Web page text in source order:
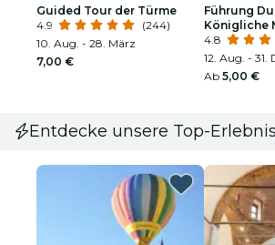
Guided Tour der Türme
4.9
(244)
10. Aug. - 28. März
7,00 €
Führung
Königliche
4.8
12. Aug. - 31.
Ab 5,00 €
Entdecke unsere Top-